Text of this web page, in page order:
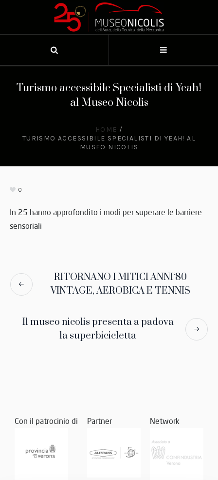
Turismo accessibile Specialisti di Yeah!
al Museo Nicolis
HOME /
TURISMO ACCESSIBILE SPECIALISTI DI YEAH! AL
MUSEO NICOLIS
0
In 25 hanno approfondito i modi per superare le barriere
sensoriali
RITORNANO I MITICI ANNI‘80
VINTAGE, AEROBICA E TENNIS
Il museo nicolis presenta a padova
la superbicicletta
Con il patrocinio di Partner Network